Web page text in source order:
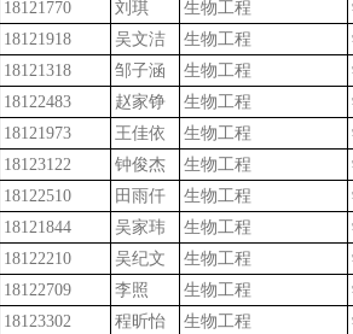
18121770 刘琪 生物工程
18121918 吴文洁 生物工程
18121318 邹子涵 生物工程
18122483 赵家铮 生物工程
18121973 王佳依 生物工程
18123122 钟俊杰 生物工程
18122510 田雨仟 生物工程
18121844 吴家玮 生物工程
18122210 吴纪文 生物工程
18122709 李照 生物工程
18123302 程昕怡 生物工程